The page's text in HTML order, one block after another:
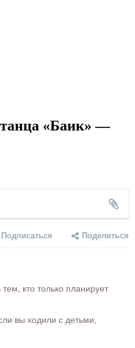
танца «Баик» —
Подписаться Поделиться
кто только планирует
вы ходили с детьми,